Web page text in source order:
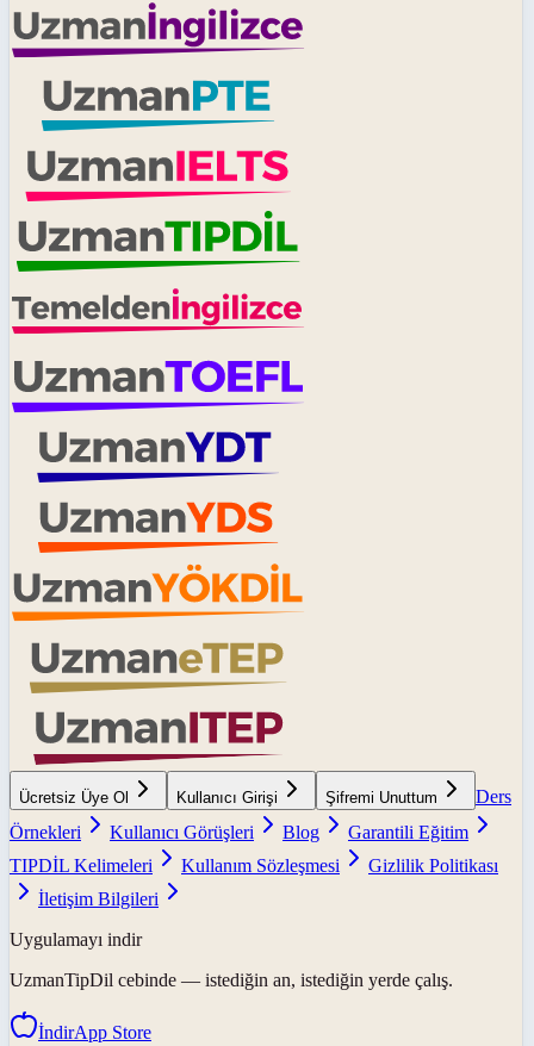
Ücretsiz Üye Ol Kullanıcı Girişi Şifremi Unuttum
Ders
Örnekleri
Kullanıcı Görüşleri Blog
Garantili Eğitim
TIPDİL Kelimeleri
Kullanım Sözleşmesi
Gizlilik Politikası
İletişim Bilgileri
Uygulamayı indir
UzmanTipDil cebinde — istediğin an, istediğin yerde çalış.
İndirApp Store